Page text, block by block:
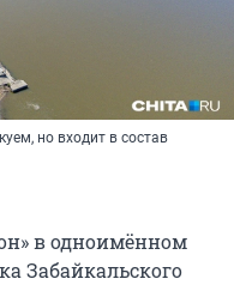
но входит в состав
в одноимённом
Забайкальского